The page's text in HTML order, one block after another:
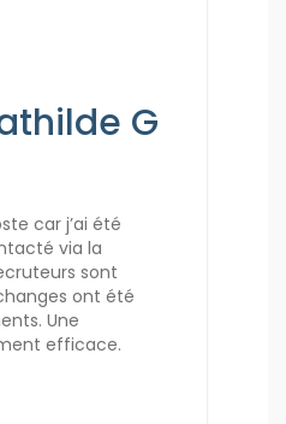
G
car j’ai été
via la
sont
ont été
Une
efficace.